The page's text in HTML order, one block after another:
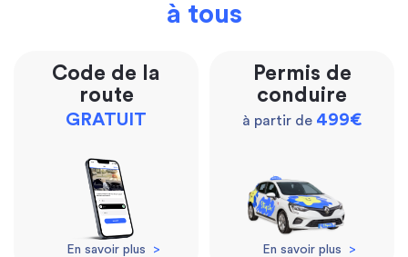
à tous
Code de la
route
GRATUIT
En savoir plus >
Permis de
conduire
à partir de 499€
En savoir plus >